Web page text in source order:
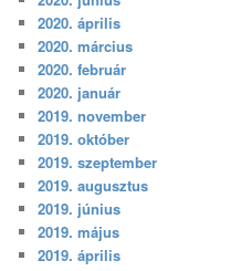
2020. április
2020. március
2020. február
2020. január
2019. november
2019. október
2019. szeptember
2019. augusztus
2019. június
2019. május
2019. április